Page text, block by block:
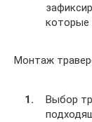
которые
Монтаж
Выбор